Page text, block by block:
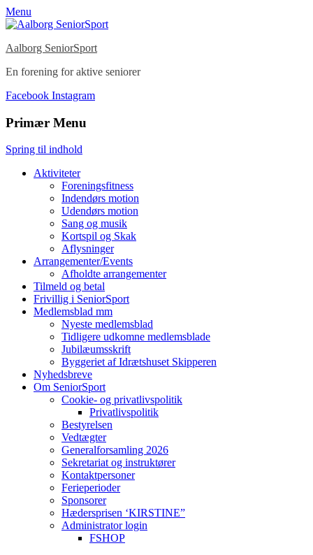
Menu
Aalborg SeniorSport
En forening for aktive seniorer
Facebook Instagram
Primær Menu
Spring til indhold
Aktiviteter
Foreningsfitness
Indendørs motion
Udendørs motion
Sang og musik
Kortspil og Skak
Aflysninger
Arrangementer/Events
Afholdte arrangementer
Tilmeld og betal
Frivillig i SeniorSport
Medlemsblad mm
Nyeste medlemsblad
Tidligere udkomne medlemsblade
Jubilæumsskrift
Byggeriet af Idrætshuset Skipperen
Nyhedsbreve
Om SeniorSport
Cookie- og privatlivspolitik
Privatlivspolitik
Bestyrelsen
Vedtægter
Generalforsamling 2026
Sekretariat og instruktører
Kontaktpersoner
Ferieperioder
Sponsorer
Hædersprisen ‘KIRSTINE”
Administrator login
FSHOP